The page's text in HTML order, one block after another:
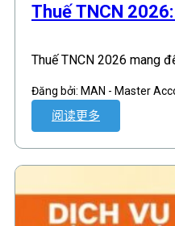
Thuế TNCN
Thuế TNCN 2026 mang
Đăng bởi: MAN - Master
阅读更多